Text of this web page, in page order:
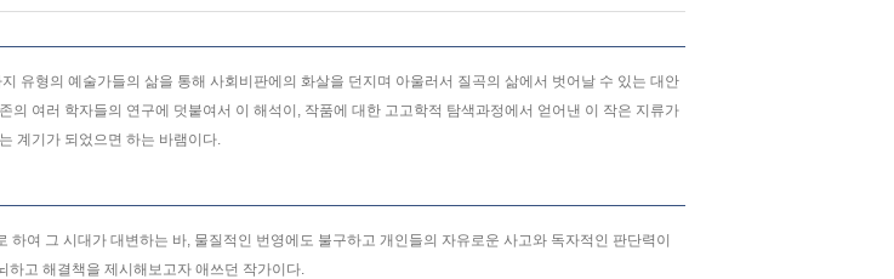
유형의 예술가들의 삶을 통해 사회비판에의 화살을 던지며 아울러서 질곡의 삶에서 벗어날 수 있는 대안
의 여러 학자들의 연구에 덧붙여서 이 해석이, 작품에 대한 고고학적 탐색과정에서 얻어낸 이 작은 지류가
계기가 되었으면 하는 바램이다.
하여 그 시대가 대변하는 바, 물질적인 번영에도 불구하고 개인들의 자유로운 사고와 독자적인 판단력이
하고 해결책을 제시해보고자 애쓰던 작가이다.